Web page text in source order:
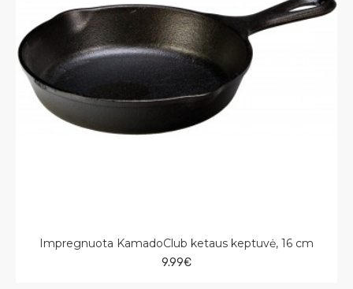
Impregnuota KamadoClub ketaus keptuvė, 16 cm
9.99€